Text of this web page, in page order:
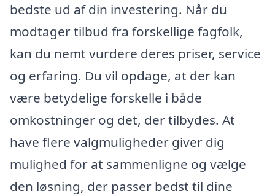
bedste ud af din investering. Når du
modtager tilbud fra forskellige fagfolk,
kan du nemt vurdere deres priser, service
og erfaring. Du vil opdage, at der kan
være betydelige forskelle i både
omkostninger og det, der tilbydes. At
have flere valgmuligheder giver dig
mulighed for at sammenligne og vælge
den løsning, der passer bedst til dine